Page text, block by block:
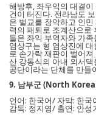
해방후, 좌우익의 대결
건이 터진다. 전라남도
은 벌교를 장악하고 인
력의 패퇴로 조계산으로
들은 좌익 부역자와 가
염상구는 형 염상진에
로 손가락 재판이 벌어
산 강동식의 아내 외서
공단이라는 단체를 만들
9. 남부군 (North
언어: 한국어/ 자막: 한
감독: 정지영/ 출연: 안성